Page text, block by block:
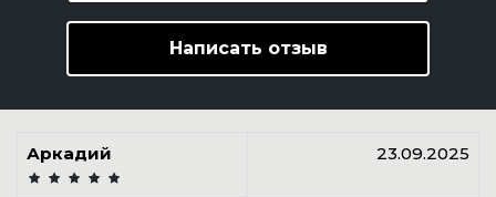
Написать отзыв
Аркадий 23.09.2025